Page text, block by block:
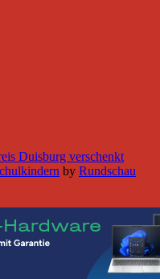
Duisburg verschenkt
by Rundschau